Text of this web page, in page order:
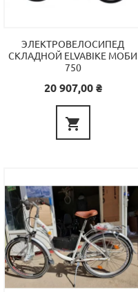
ЭЛЕКТРОВЕЛОСИПЕД
СКЛАДНОЙ ELVABIKE МОБИ
750
Цена
20 907,00 ₴
